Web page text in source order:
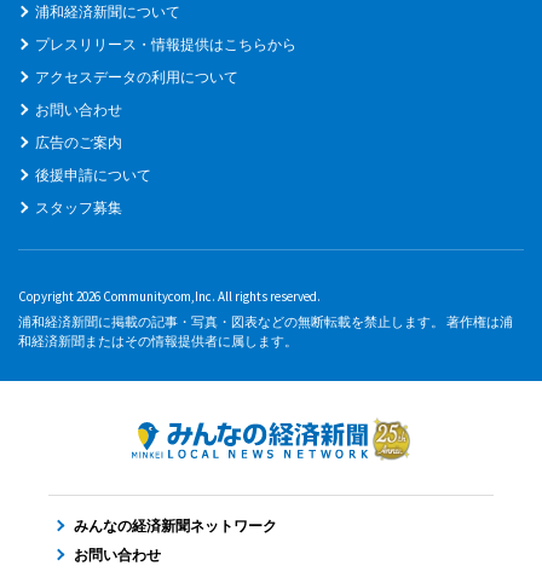
浦和経済新聞について
プレスリリース・情報提供はこちらから
アクセスデータの利用について
お問い合わせ
広告のご案内
後援申請について
スタッフ募集
Copyright 2026 Communitycom,Inc. All rights reserved.
浦和経済新聞に掲載の記事・写真・図表などの無断転載を禁止します。 著作権は浦
和経済新聞またはその情報提供者に属します。
みんなの経済新聞ネットワーク
お問い合わせ